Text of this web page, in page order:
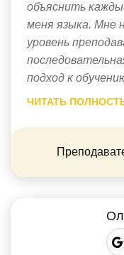
объяснить
меня языка. Мне
уровень
подход к
ЧИТАТЬ